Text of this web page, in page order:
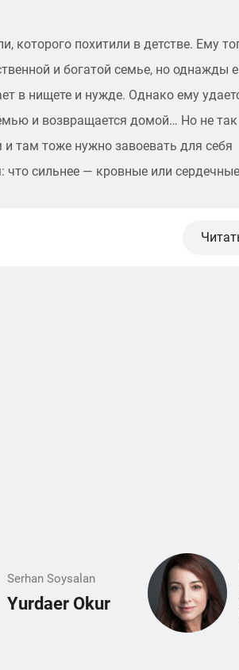
которого похитили в детстве. Ему
и богатой семье, но однажды
в нищете и нужде. Однако ему
и возвращается домой… Но не так
там тоже нужно завоевать для себя
что сильнее — кровные или
Serhan Soysalan
Yurdaer Okur